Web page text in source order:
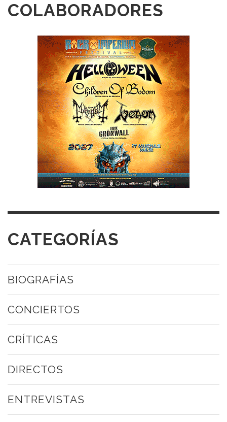
COLABORADORES
CATEGORÍAS
BIOGRAFÍAS
CONCIERTOS
CRÍTICAS
DIRECTOS
ENTREVISTAS